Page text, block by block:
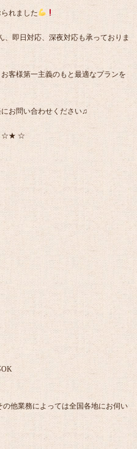
れました
、即日対応、深夜対応も承っておりま
客様第一主義のもと最適なプランを
お問い合わせください♫
☆
OK
他業務によっては全国各地にお伺い